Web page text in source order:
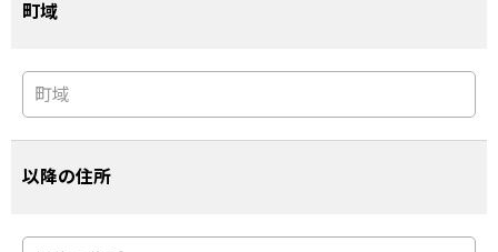
町域
以降の住所